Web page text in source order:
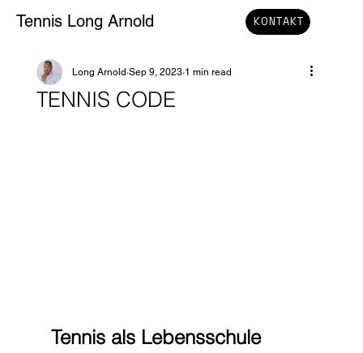
Tennis Long Arnold KONTAKT
TENNIS CODE
Long Arnold Sep 9, 2023 1 min read
Tennis als Lebensschule